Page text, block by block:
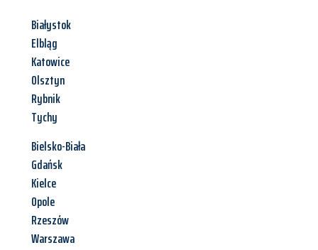
Białystok
Elbląg
Katowice
Olsztyn
Rybnik
Tychy
Bielsko-Biała
Gdańsk
Kielce
Opole
Rzeszów
Warszawa